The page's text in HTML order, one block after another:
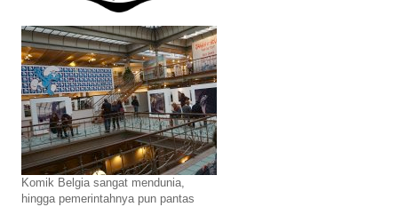
Komik Belgia sangat mendunia,
hingga pemerintahnya pun pantas